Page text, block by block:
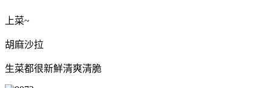
上菜~
胡麻沙拉
生菜都很新鮮清爽清脆